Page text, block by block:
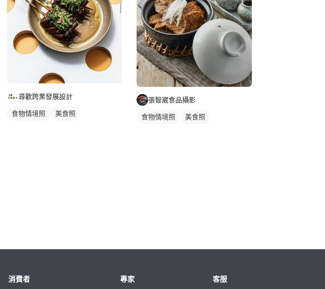
尋歡跨業發展設計
食物情境照 美食照
張智崴食品攝影
食物情境照 美食照
消費者 專家 客服